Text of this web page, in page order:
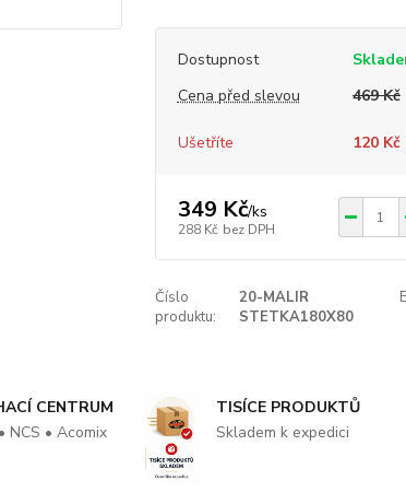
Dostupnost
Cena před slevou
469 Kč
Ušetříte 120 Kč
349 Kč/ks
288 Kč bez DPH
Číslo
produktu:
20-MALIR
STETKA180X80
CENTRUM
NCS • Acomix
TISÍCE PRODUKTŮ
Skladem k expedici